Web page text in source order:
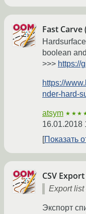
Fast Carve
boolean
>>> https://
https://
nder-hard-
atsym
16.01.2018
Показать
CSV
Export
Экспорт